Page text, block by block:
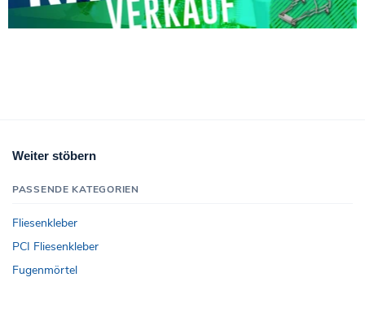
Weiter stöbern
PASSENDE KATEGORIEN
Fliesenkleber
PCI Fliesenkleber
Fugenmörtel